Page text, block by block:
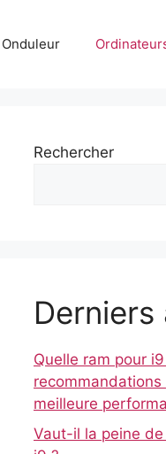
Onduleur
Rechercher
Quelle ram pour
recommandations
meilleure
Vaut-il la peine